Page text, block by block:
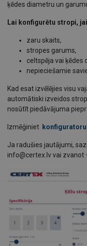
ķēdes diametru un
Lai konfigurētu stropi,
zaru skaits,
stropes garums,
celtspēja vai ķēdes
nepieciešamie
Kad esat izvēlējies visu
automātiski izveidos
nosūtīt piedāvājuma
Izmēģiniet konfiguratoru
Ja radušies jautājumi,
info@certex.lv vai zvanot